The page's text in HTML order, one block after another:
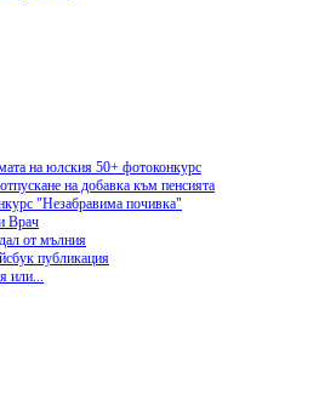
на юлския 50+ фотоконкурс
на добавка към пенсията
"Незабравима почивка"
Врач
от мълния
публикация
или...